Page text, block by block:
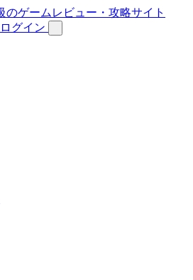
ログイン